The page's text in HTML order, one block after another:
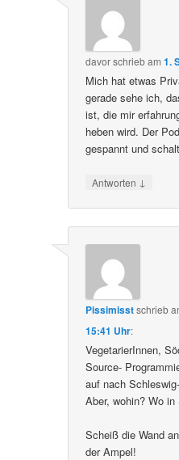
davorschriebam1.
Mich hat etwas
gerade sehe ich,
ist, die mir
heben wird. Der
gespannt und
Antworten ↓
Pissimisstschrieb
15:41 Uhr:
VegetarierInnen,
Source-
auf nach
Aber, wohin? Wo
Scheiß die Wand
der Ampel!